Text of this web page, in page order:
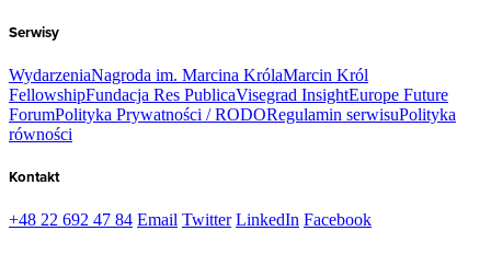
Serwisy
WydarzeniaNagroda im. Marcina KrólaMarcin Król
FellowshipFundacja Res PublicaVisegrad InsightEurope Future
ForumPolityka Prywatności / RODORegulamin serwisuPolityka
równości
Kontakt
+48 22 692 47 84 Email Twitter LinkedIn Facebook